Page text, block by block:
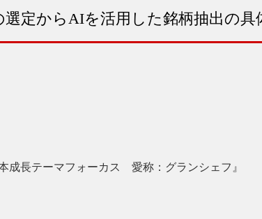
定からAIを活用した銘柄抽出の具
成長テーマフォーカス 愛称：グランシェフ』